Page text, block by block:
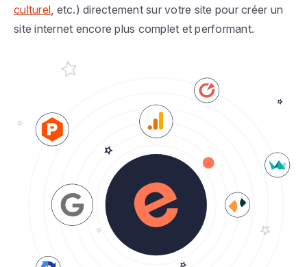
culturel, etc.) directement sur votre site pour créer un
site internet encore plus complet et performant.